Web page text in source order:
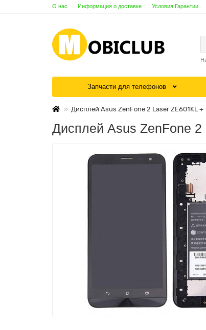
О нас Информация о доставке Условия Гарантии
Запчасти для телефонов
Дисплей Asus ZenFone 2 Laser ZE601KL
Дисплей Asus ZenFone 2